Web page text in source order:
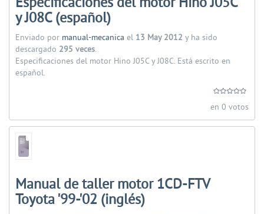
y J08C (español)
Enviado por manual-mecanica el 13 May 2012 y ha sido
descargado 295 veces.
Especificaciones del motor Hino J05C y J08C. Está escrito en
español.
en 0 votos
Manual de taller motor 1CD-FTV
Toyota '99-'02 (inglés)